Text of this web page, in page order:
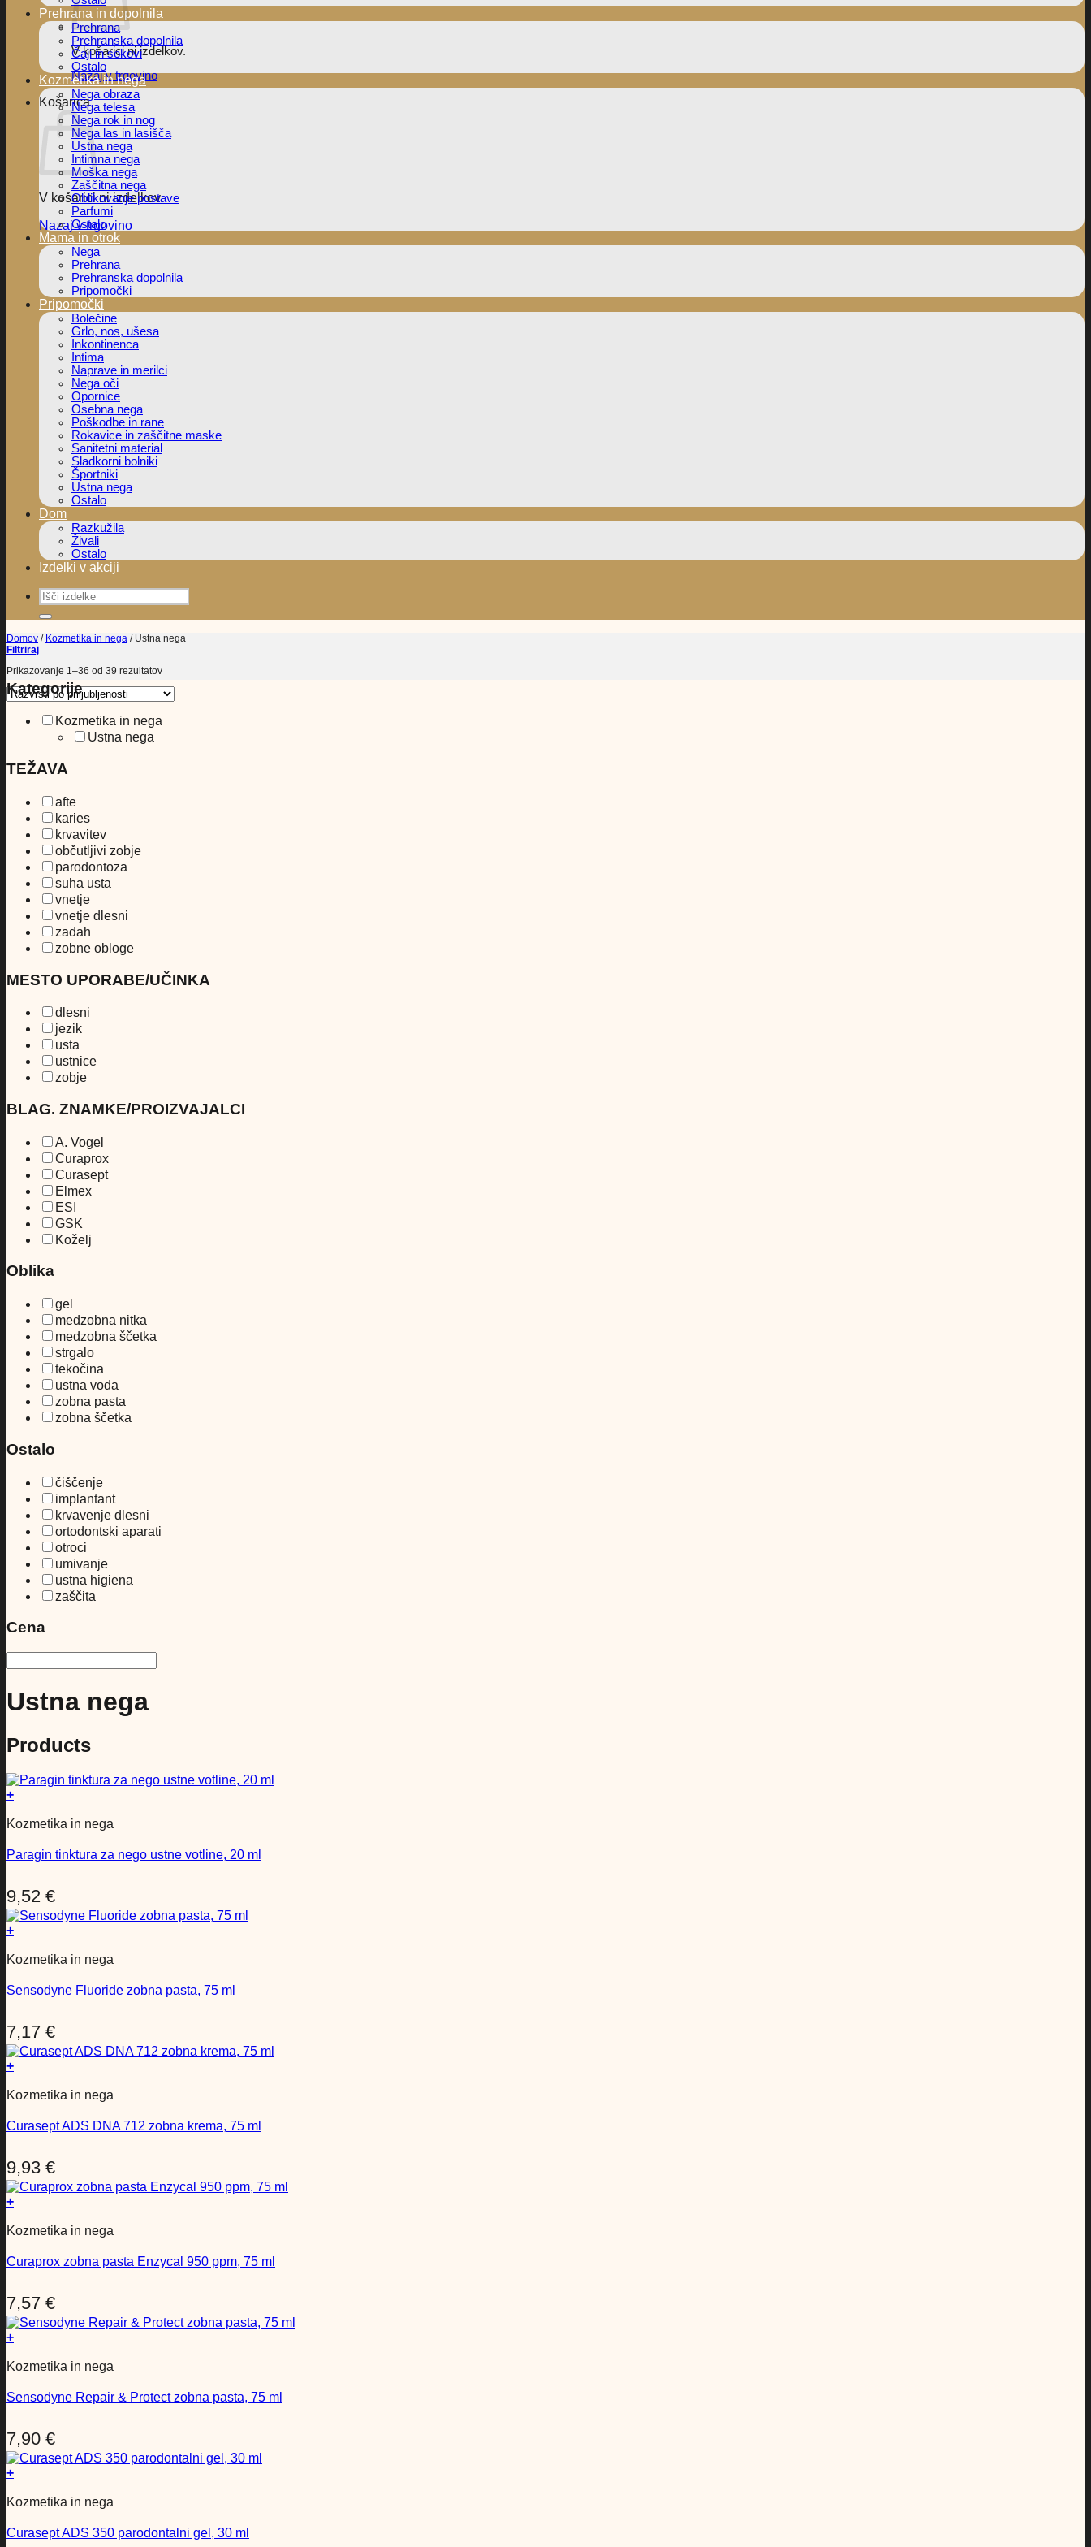
V košarici ni izdelkov.
Nazaj v trgovino
Košarica
V košarici ni izdelkov.
Nazaj v trgovino
Prehrana in dopolnila
Prehrana
Prehranska dopolnila
Čaji in sokovi
Ostalo
Kozmetika in nega
Nega obraza
Nega telesa
Nega rok in nog
Nega las in lasišča
Ustna nega
Intimna nega
Moška nega
Zaščitna nega
Oblikovanje postave
Parfumi
Ostalo
Mama in otrok
Nega
Prehrana
Prehranska dopolnila
Pripomočki
Pripomočki
Bolečine
Grlo, nos, ušesa
Inkontinenca
Intima
Naprave in merilci
Nega oči
Opornice
Osebna nega
Poškodbe in rane
Rokavice in zaščitne maske
Sanitetni material
Sladkorni bolniki
Športniki
Ustna nega
Ostalo
Dom
Razkužila
Živali
Ostalo
Izdelki v akciji
Išči:
Domov / Kozmetika in nega /Ustna nega
Filtriraj
Prikazovanje 1–36 od 39 rezultatovRazvrščeno
priljubljenosti
Kategorije
Kozmetika in nega
Ustna nega
TEŽAVA
afte
karies
krvavitev
občutljivi zobje
parodontoza
suha usta
vnetje
vnetje dlesni
zadah
zobne obloge
MESTO UPORABE/UČINKA
dlesni
jezik
usta
ustnice
zobje
BLAG. ZNAMKE/PROIZVAJALCI
A. Vogel
Curaprox
Curasept
Elmex
ESI
GSK
Koželj
Oblika
gel
medzobna nitka
medzobna ščetka
strgalo
tekočina
ustna voda
zobna pasta
zobna ščetka
Ostalo
čiščenje
implantant
krvavenje dlesni
ortodontski aparati
otroci
umivanje
ustna higiena
zaščita
Cena
Ustna nega
Products
+
Kozmetika in nega
Paragin tinktura za nego ustne votline, 20 ml
9,52 €
+
Kozmetika in nega
Sensodyne Fluoride zobna pasta, 75 ml
7,17 €
+
Kozmetika in nega
Curasept ADS DNA 712 zobna krema, 75 ml
9,93 €
+
Kozmetika in nega
Curaprox zobna pasta Enzycal 950 ppm, 75 ml
7,57 €
+
Kozmetika in nega
Sensodyne Repair & Protect zobna pasta, 75 ml
7,90 €
+
Kozmetika in nega
Curasept ADS 350 parodontalni gel, 30 ml